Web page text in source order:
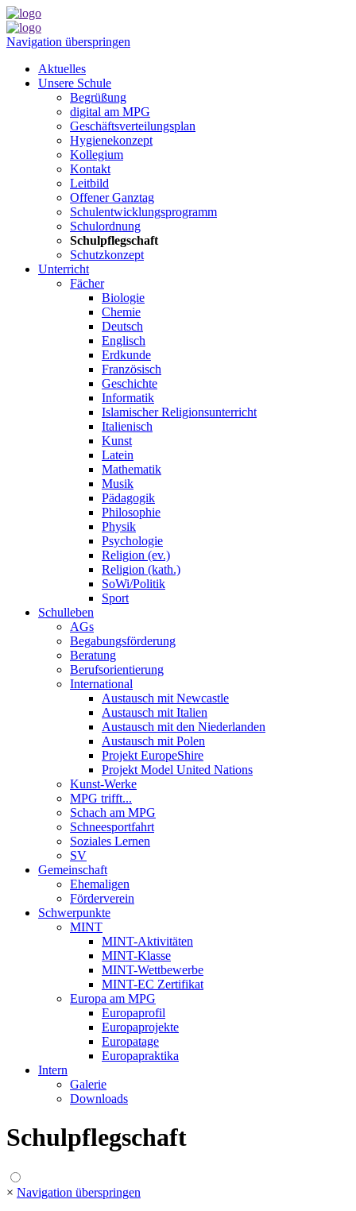
Navigation überspringen
Aktuelles
Unsere Schule
Begrüßung
digital am MPG
Geschäftsverteilungsplan
Hygienekonzept
Kollegium
Kontakt
Leitbild
Offener Ganztag
Schulentwicklungsprogramm
Schulordnung
Schulpflegschaft
Schutzkonzept
Unterricht
Fächer
Biologie
Chemie
Deutsch
Englisch
Erdkunde
Französisch
Geschichte
Informatik
Islamischer Religionsunterricht
Italienisch
Kunst
Latein
Mathematik
Musik
Pädagogik
Philosophie
Physik
Psychologie
Religion (ev.)
Religion (kath.)
SoWi/Politik
Sport
Schulleben
AGs
Begabungsförderung
Beratung
Berufsorientierung
International
Austausch mit Newcastle
Austausch mit Italien
Austausch mit den Niederlanden
Austausch mit Polen
Projekt EuropeShire
Projekt Model United Nations
Kunst-Werke
MPG trifft...
Schach am MPG
Schneesportfahrt
Soziales Lernen
SV
Gemeinschaft
Ehemaligen
Förderverein
Schwerpunkte
MINT
MINT-Aktivitäten
MINT-Klasse
MINT-Wettbewerbe
MINT-EC Zertifikat
Europa am MPG
Europaprofil
Europaprojekte
Europatage
Europapraktika
Intern
Galerie
Downloads
Schulpflegschaft
× Navigation überspringen